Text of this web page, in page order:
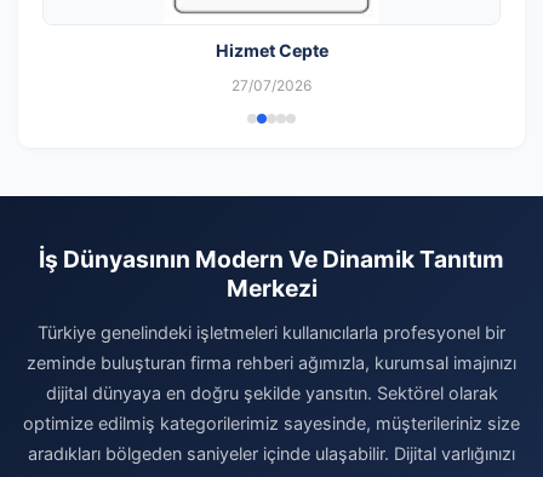
Hizmet Cepte
27/07/2026
İş Dünyasının Modern Ve Dinamik Tanıtım
Merkezi
Türkiye genelindeki işletmeleri kullanıcılarla profesyonel bir
zeminde buluşturan firma rehberi ağımızla, kurumsal imajınızı
dijital dünyaya en doğru şekilde yansıtın. Sektörel olarak
optimize edilmiş kategorilerimiz sayesinde, müşterileriniz size
aradıkları bölgeden saniyeler içinde ulaşabilir. Dijital varlığınızı